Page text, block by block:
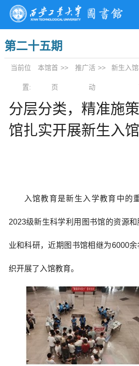
第二十五期
当前位
置:
本馆首
页
>> 推广活
动
>> 新生入
分层分类，精准施
馆扎实开展新生入
入馆教育是新生入学教育中的
2023级新生科学利用图书馆的资源
业和科研，近期图书馆相继为6000
织开展了入馆教育。